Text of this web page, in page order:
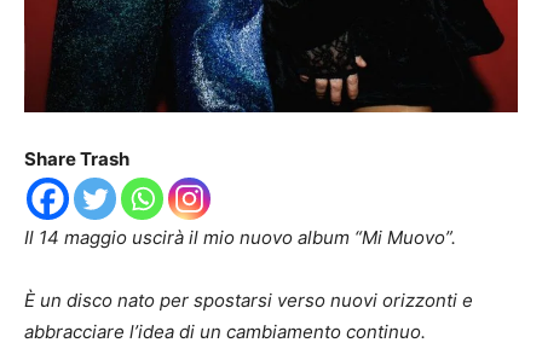
Share Trash
Il 14 maggio uscirà il mio nuovo album “Mi Muovo”.
È un disco nato per spostarsi verso nuovi orizzonti e
abbracciare l’idea di un cambiamento continuo.